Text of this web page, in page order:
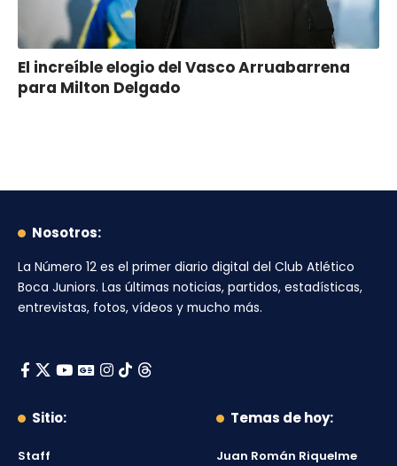
El increíble elogio del Vasco Arruabarrena
para Milton Delgado
Nosotros:
La Número 12 es el primer diario digital del Club Atlético
Boca Juniors. Las últimas noticias, partidos, estadísticas,
entrevistas, fotos, vídeos y mucho más.
Sitio:
Staff
Temas de hoy:
Juan Román Riquelme